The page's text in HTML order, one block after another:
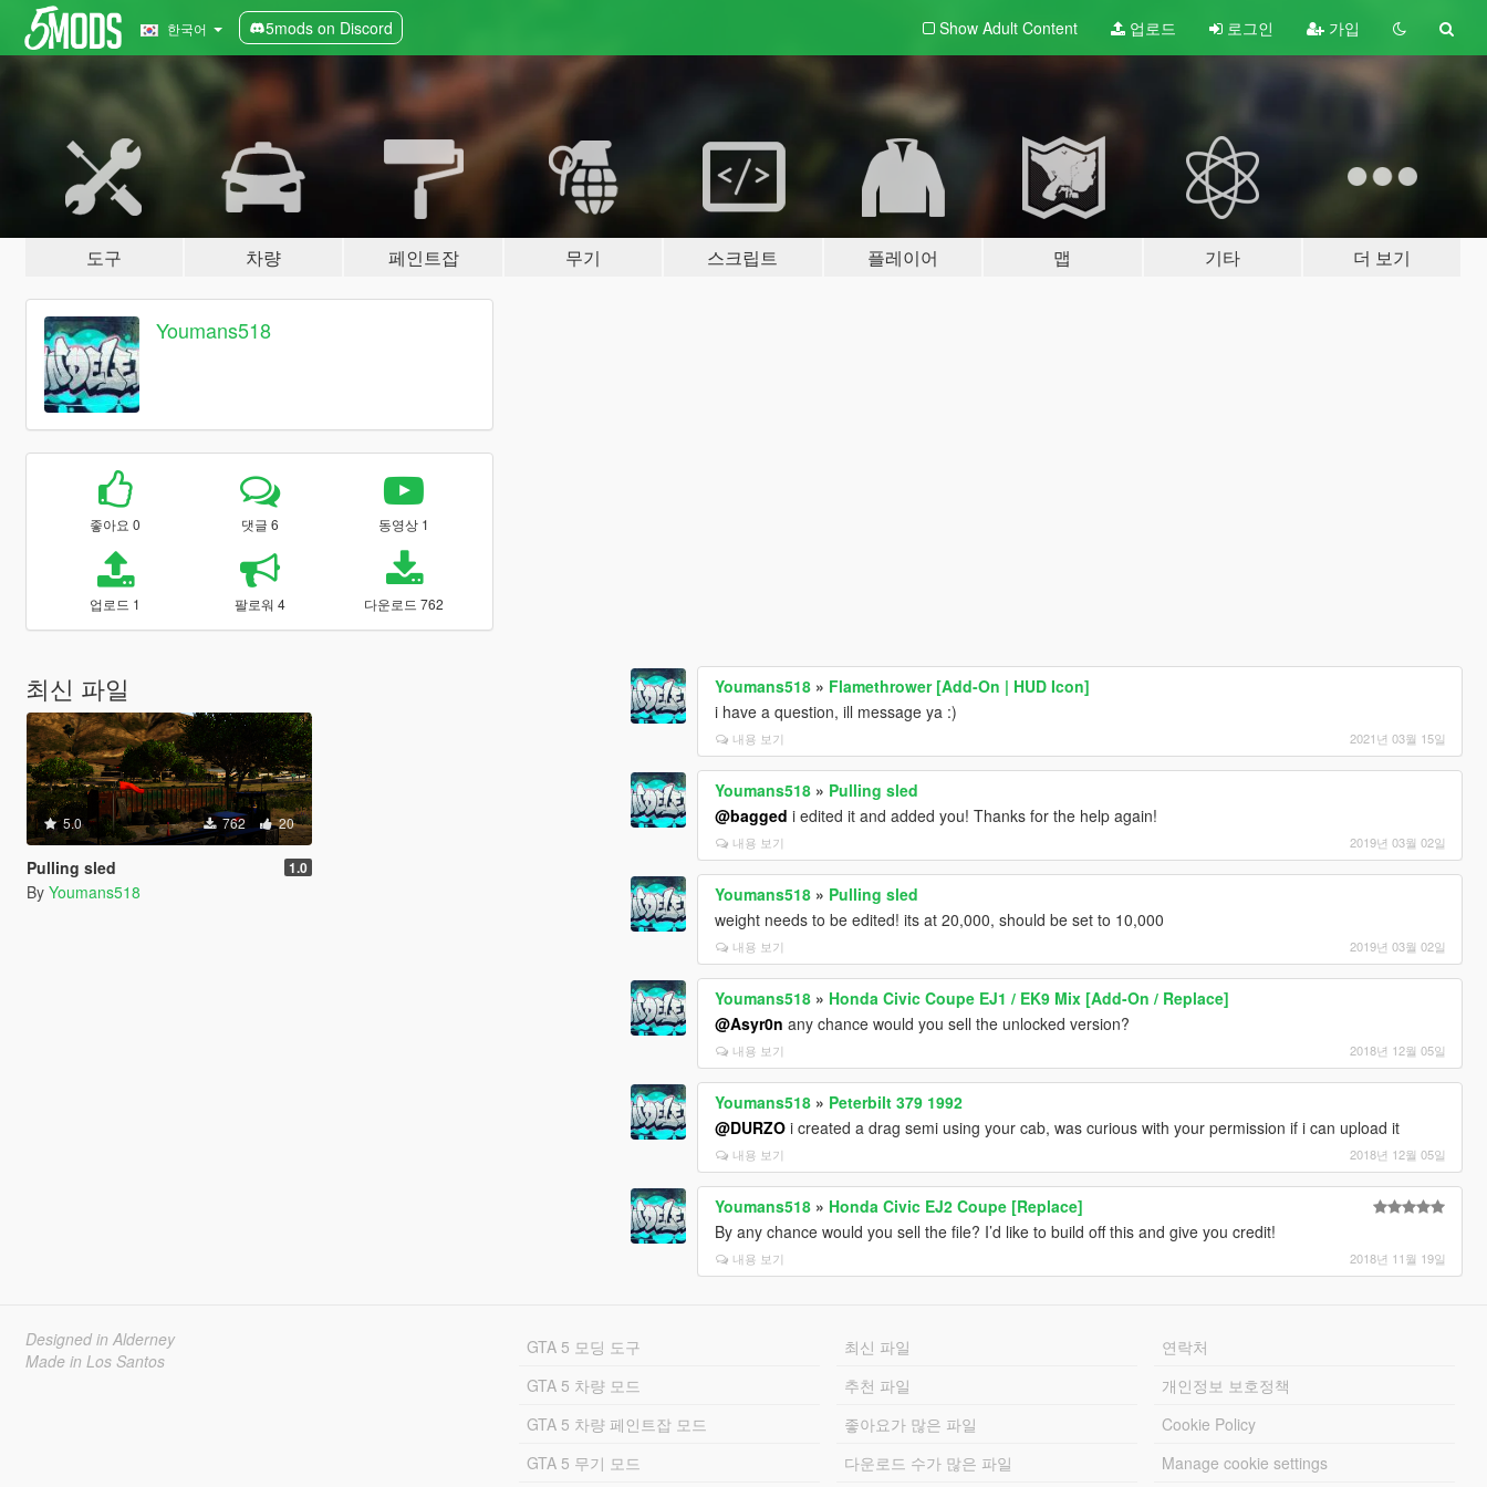
한국어 5mods on Discord Show Adult Content 업로드 로그인 가입
도구 차량 페인트잡 무기 스크립트 플레이어 맵 기타 더 보기
Youmans518
좋아요 0 댓글 6 동영상 1
업로드 1 팔로워 4 다운로드 762
최신 파일
5.0 762 20
Pulling sled 1.0
By Youmans518
Youmans518 » Flamethrower [Add-On | HUD Icon]
i have a question, ill message ya :)
내용 보기 2021년 03월 15일
Youmans518 » Pulling sled
@bagged i edited it and added you! Thanks for the help again!
내용 보기 2019년 03월 02일
Youmans518 » Pulling sled
weight needs to be edited! its at 20,000, should be set to 10,000
내용 보기 2019년 03월 02일
Youmans518 » Honda Civic Coupe EJ1 / EK9 Mix [Add-On / Replace]
@Asyr0n any chance would you sell the unlocked version?
내용 보기 2018년 12월 05일
Youmans518 » Peterbilt 379 1992
@DURZO i created a drag semi using your cab, was curious with your permission if i can upload it
내용 보기 2018년 12월 05일
Youmans518 » Honda Civic EJ2 Coupe [Replace]
By any chance would you sell the file? I’d like to build off this and give you credit!
내용 보기 2018년 11월 19일
Designed in Alderney
Made in Los Santos
GTA 5 모딩 도구
GTA 5 차량 모드
GTA 5 차량 페인트잡 모드
GTA 5 무기 모드
최신 파일
추천 파일
좋아요가 많은 파일
다운로드 수가 많은 파일
연락처
개인정보 보호정책
Cookie Policy
Manage cookie settings